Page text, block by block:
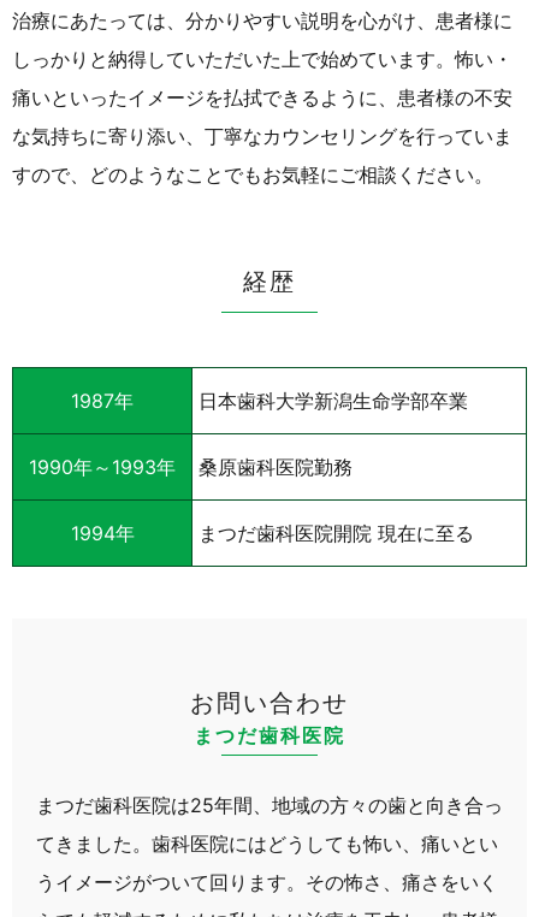
治療にあたっては、分かりやすい説明を心がけ、患者様に
しっかりと納得していただいた上で始めています。怖い・
痛いといったイメージを払拭できるように、患者様の不安
な気持ちに寄り添い、丁寧なカウンセリングを行っていま
すので、どのようなことでもお気軽にご相談ください。
経歴
1987年 日本歯科大学新潟生命学部卒業
1990年～1993年 桑原歯科医院勤務
1994年 まつだ歯科医院開院 現在に至る
お問い合わせ
まつだ歯科医院
まつだ歯科医院は25年間、地域の方々の歯と向き合っ
てきました。 歯科医院にはどうしても怖い、痛いとい
うイメージがついて回ります。 その怖さ、痛さをいく